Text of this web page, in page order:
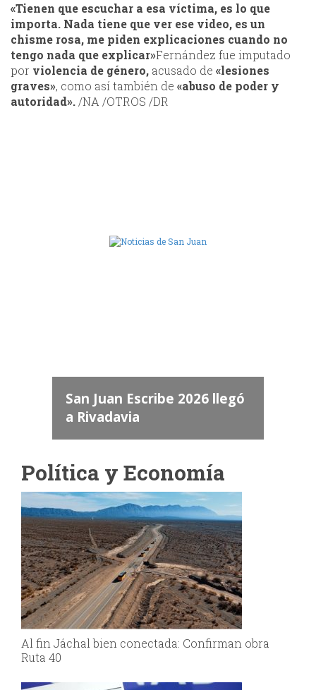
«Tienen que escuchar a esa víctima, es lo que
importa. Nada tiene que ver ese video, es un
chisme rosa, me piden explicaciones cuando no
tengo nada que explicar»Fernández fue imputado
por violencia de género, acusado de «lesiones
graves», como así también de «abuso de poder y
autoridad»./NA /OTROS /DR
San Juan Escribe 2026 llegó
a Rivadavia
Política y Economía
Al fin Jáchal bien conectada: Confirman obra
Ruta 40